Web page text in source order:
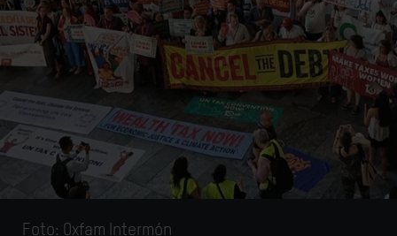
Foto: Oxfam Intermón